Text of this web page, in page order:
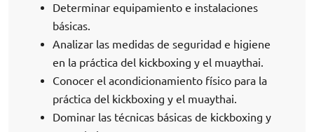
Determinar equipamiento e instalaciones
básicas.
Analizar las medidas de seguridad e higiene
en la práctica del kickboxing y el muaythai.
Conocer el acondicionamiento físico para la
práctica del kickboxing y el muaythai.
Dominar las técnicas básicas de kickboxing y